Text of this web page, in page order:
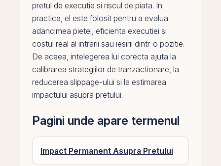
pretul de executie si riscul de piata. In
practica, el este folosit pentru a evalua
adancimea pietei, eficienta executiei si
costul real al intrarii sau iesirii dintr-o pozitie.
De aceea, intelegerea lui corecta ajuta la
calibrarea strategiilor de tranzactionare, la
reducerea slippage-ului si la estimarea
impactului asupra pretului.
Pagini unde apare termenul
Impact Permanent Asupra Pretului